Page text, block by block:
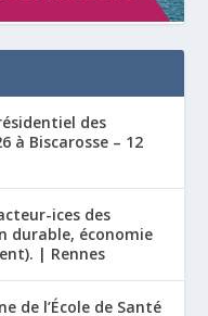
des
à Biscarosse – 12
ices des
économie
| Rennes
de l’École de Santé